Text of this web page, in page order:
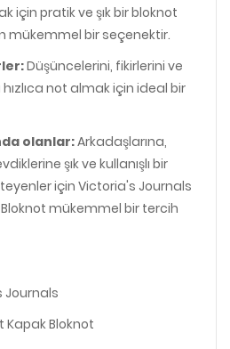
için pratik ve şık bir bloknot
mükemmel bir seçenektir.
Düşüncelerini, fikirlerini ve
hızlıca not almak için ideal bir
olanlar:Arkadaşlarına,
şık ve kullanışlı bir
için Victoria's Journals
mükemmel bir tercih
Journals
Kapak Bloknot